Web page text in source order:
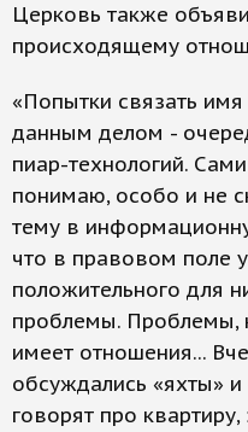
Церковь также
происходящему
«Попытки связать
данным делом -
пиар-технологий.
понимаю, особо и не
тему в
что в правовом поле
положительного для
проблемы. Проблемы,
имеет отношения...
обсуждались «яхты» и
говорят про